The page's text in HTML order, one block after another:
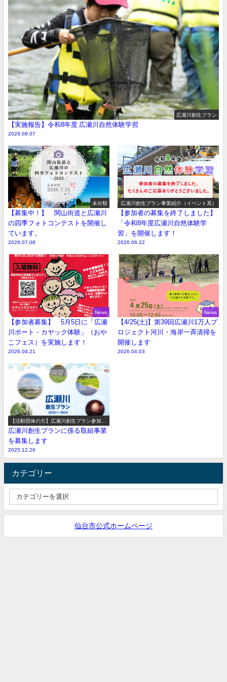
広瀬川創生プラン
【実施報告】令和8年度 広瀬川自然体験学習
2026.08.07
未分類
【募集中！】 関山街道と広瀬川
の四季フォトコンテストを開催し
ています。
2026.07.08
広瀬川創生プラン事業紹介（イベント系）
【参加者の募集を終了しました】
「令和8年度広瀬川自然体験学
習」を開催します！
2026.06.22
News
【参加者募集】 5月5日に「広瀬
川ボート・カヤック体験」（おや
こフェス）を実施します！
2026.04.21
News
【4/25(土)】第39回広瀬川1万人プ
ロジェクト河川・海岸一斉清掃を
開催します
2026.04.03
【活動団体の方】広瀬川創生プラン参加事
業の募集
広瀬川創生プランに係る取組事業
を募集します
2025.12.26
カテゴリー
仙台市公式ホームページ